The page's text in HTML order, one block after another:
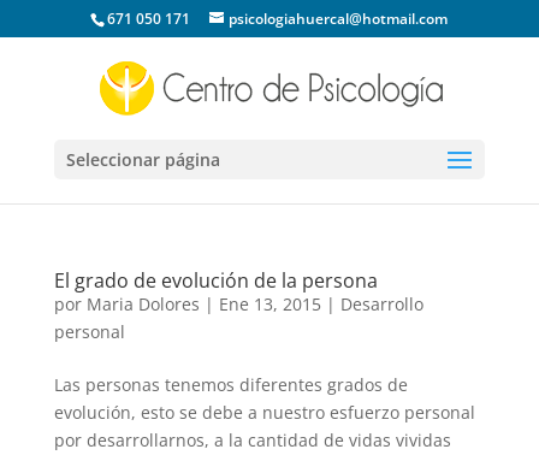
671 050 171 psicologiahuercal@hotmail.com
Seleccionar página
El grado de evolución de la persona
por Maria Dolores | Ene 13, 2015| Desarrollo
personal
Las personas tenemos diferentes grados de
evolución, esto se debe a nuestro esfuerzo personal
por desarrollarnos, a la cantidad de vidas vividas